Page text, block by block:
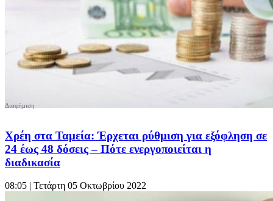
Χρέη στα Ταμεία: Έρχεται ρύθμιση για εξόφληση σε
24 έως 48 δόσεις – Πότε ενεργοποιείται η
διαδικασία
08:05 | Τετάρτη 05 Οκτωβρίου 2022